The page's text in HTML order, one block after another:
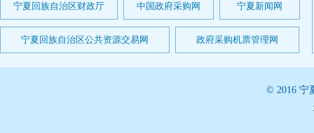
宁夏回族自治区财政厅 中国政府采购网 宁夏新闻网
宁夏回族自治区公共资源交易网 政府采购机票管理网
© 2016 宁